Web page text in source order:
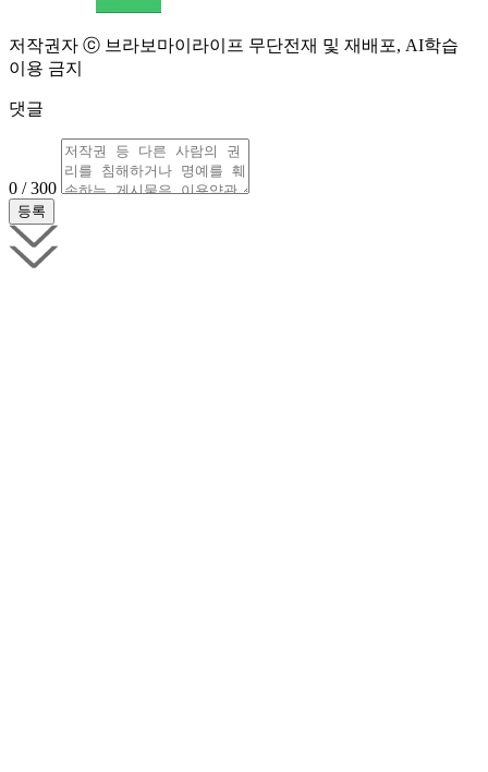
저작권자 ⓒ 브라보마이라이프 무단전재 및 재배포, AI학습
이용 금지
댓글
0 / 300